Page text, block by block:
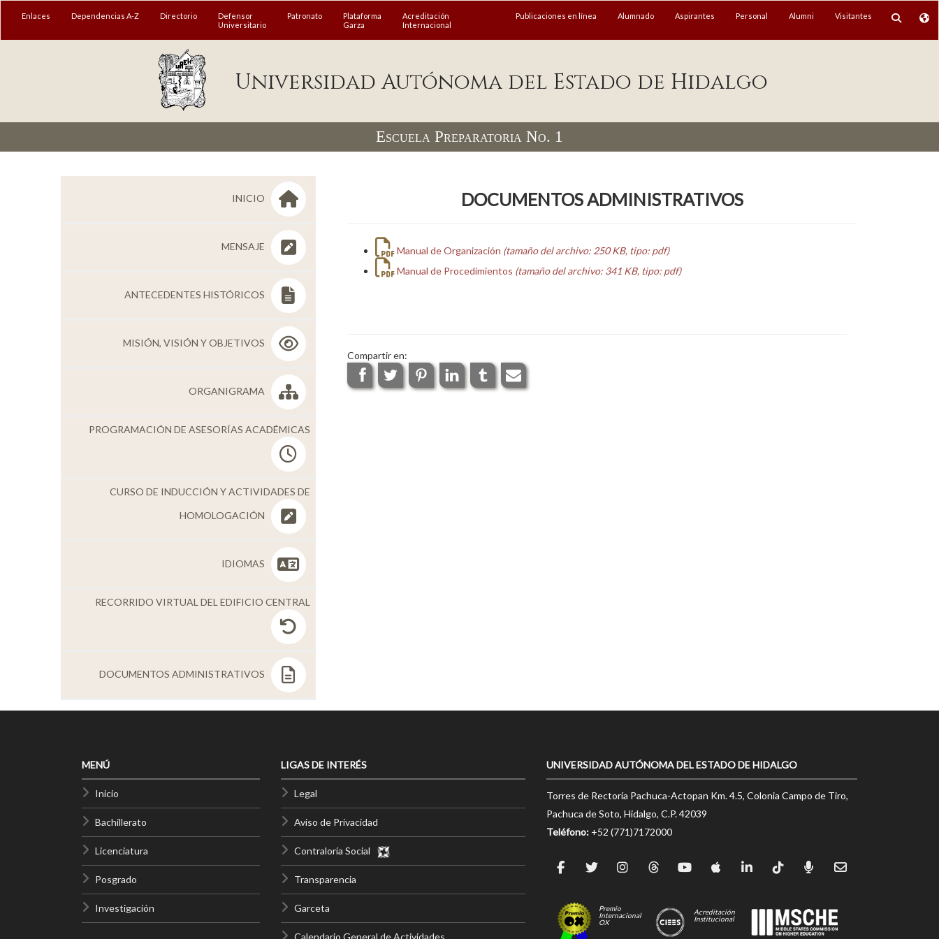
MENÚ
Enlaces Dependencias A-Z Directorio
Defensor
Universitario
Patronato
Plataforma
Garza
Acreditación
Internacional
Publicaciones en línea Alumnado Aspirantes Personal Alumni Visitantes
Universidad Autónoma del Estado de Hidalgo
Escuela Preparatoria No. 1
INICIO
MENSAJE
ANTECEDENTES HISTÓRICOS
MISIÓN, VISIÓN Y OBJETIVOS
ORGANIGRAMA
PROGRAMACIÓN DE ASESORÍAS ACADÉMICAS
CURSO DE INDUCCIÓN Y ACTIVIDADES DE
HOMOLOGACIÓN
IDIOMAS
RECORRIDO VIRTUAL DEL EDIFICIO CENTRAL
DOCUMENTOS ADMINISTRATIVOS
DOCUMENTOS ADMINISTRATIVOS
Manual de Organización (tamaño del archivo: 250 KB, tipo: pdf)
Manual de Procedimientos (tamaño del archivo: 341 KB, tipo: pdf)
Compartir en:
MENÚ
Inicio
Bachillerato
Licenciatura
Posgrado
Investigación
LIGAS DE INTERÉS
Legal
Aviso de Privacidad
Contraloría Social
Transparencia
Garceta
Calendario General de Actividades
UNIVERSIDAD AUTÓNOMA DEL ESTADO DE HIDALGO
Torres de Rectoría Pachuca-Actopan Km. 4.5, Colonia Campo de Tiro,
Pachuca de Soto, Hidalgo, C.P. 42039
Teléfono: +52 (771)7172000
Premio
Internacional
OX
Acreditación
Institucional